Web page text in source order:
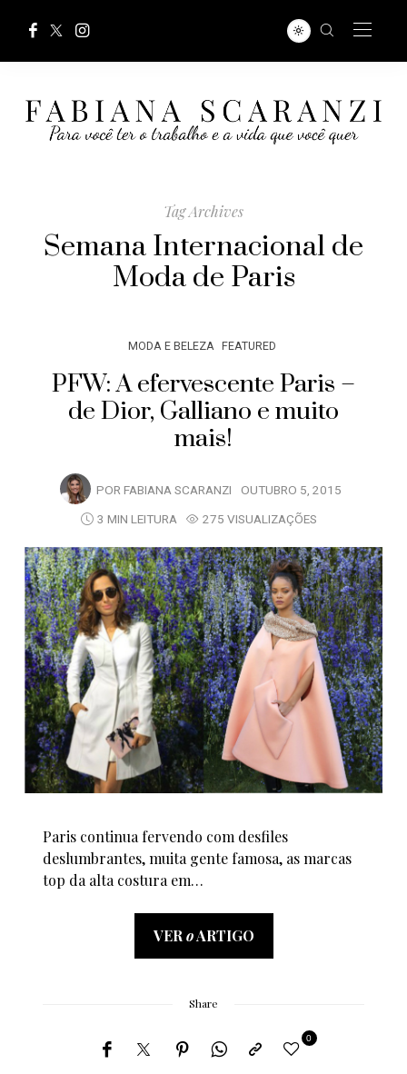
Tag Archives
Semana Internacional de
Moda de Paris
MODA E BELEZA FEATURED
PFW: A efervescente Paris –
de Dior, Galliano e muito
mais!
POR FABIANA SCARANZI OUTUBRO 5, 2015
3 MIN LEITURA
275 VISUALIZAÇÕES
Paris continua fervendo com desfiles
deslumbrantes, muita gente famosa, as marcas
top da alta costura em…
VER oARTIGO
Share
0